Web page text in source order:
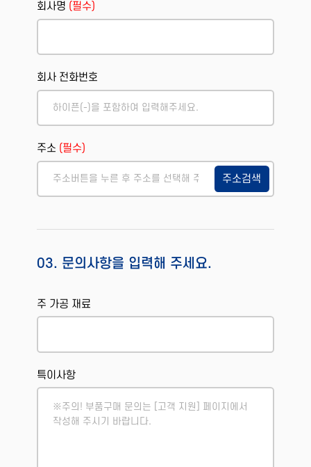
회사명 (필수)
회사 전화번호
주소 (필수)
주소검색
03. 문의사항을 입력해 주세요.
주 가공 재료
특이사항